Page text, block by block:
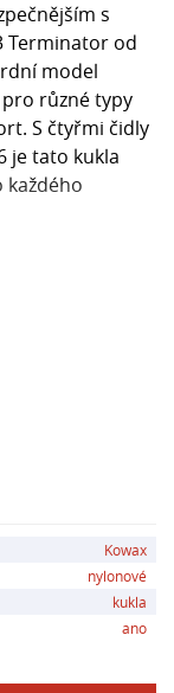
s
Terminator od
model
různé typy
S čtyřmi čidly
je tato kukla
při
Kowax
nylonové
kukla
ano